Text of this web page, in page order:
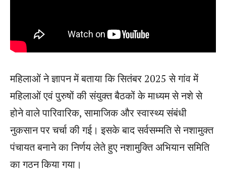
महिलाओं ने ज्ञापन में बताया कि सितंबर 2025 से गांव में
महिलाओं एवं पुरुषों की संयुक्त बैठकों के माध्यम से नशे से
होने वाले पारिवारिक, सामाजिक और स्वास्थ्य संबंधी
नुकसान पर चर्चा की गई। इसके बाद सर्वसम्मति से नशामुक्त
पंचायत बनाने का निर्णय लेते हुए नशामुक्ति अभियान समिति
का गठन किया गया।